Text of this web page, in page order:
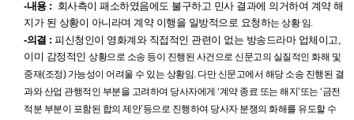
-내용 : 회사측이 패소하였음에도 불구하고 민사 결과에 의거하여 계약 해
지가 된 상황이 아니라며 계약 이행을 일방적으로 요청하는 상황 임.
-의결 : 피신청인이 영화계와 직접적인 관련이 없는 방송드라마 업체이고,
이미 감정적인 상황으로 소송 등이 진행된 사건으로 신문고의 실질적인 화해 및
중재(조정) 가능성이 어 려울 수 있는 상황임. 다만 신문고에서 해당 소송 진행된 결
과와 산업 관행적인 부분을 고려하여 당사자에게 ‘계약 종료 또는 해지’또는 ‘금전
적분 부분이 포함된 합의 제안’등으로 진행하여 당사자 분쟁의 화해를 유도할 수